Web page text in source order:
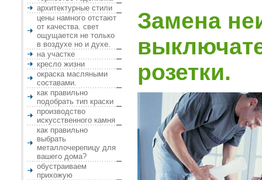
архитектурные стили
цены намного отстают
от качества. свет
ощущается не только
в воздухе но и духе.
на участке
кресло жизни
окраска масляными
составами.
как правильно
подобрать тип краски
производство
искусственного камня
как правильно
выбрать
металлочерепицу для
вашего дома?
обустраиваем
прихожую
Замена
розетки.